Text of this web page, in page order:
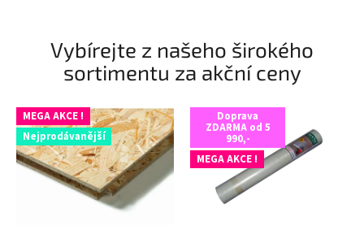
á
š
p
Vybírejte z našeho širokého
sortimentu za akční ceny
MEGA AKCE !
Nejprodávanější
Doprava
ZDARMA od 5
990,-
MEGA AKCE !